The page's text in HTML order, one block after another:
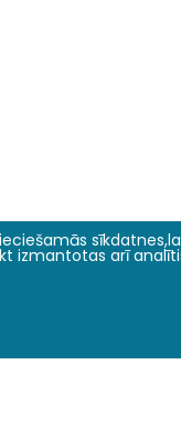
Pētījumu virzieni
izmantotas arī